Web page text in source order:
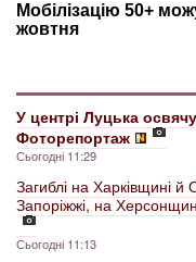
У центрі Луцька
Фоторепортаж
Сьогодні 11:29
Загиблі на Харківщині
Запоріжжі, на
Сьогодні 11:13